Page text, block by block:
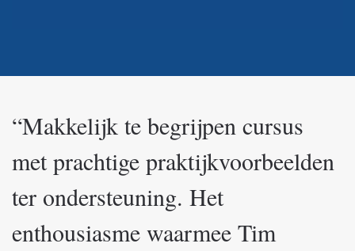
“Makkelijk te begrijpen cursus
met prachtige praktijkvoorbeelden
ter ondersteuning. Het
enthousiasme waarmee Tim